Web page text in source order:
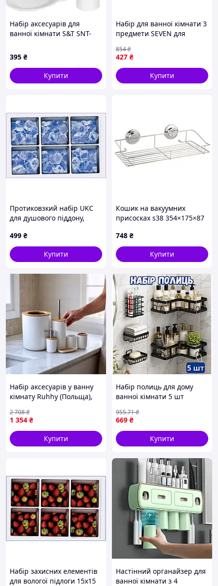
Набір аксесуарів для
ванної кімнати S&T SNT-
предмети (Дозатор,
склянка, мильниця)
395 ₴
Купити
Набір для ванної кімнати 3
предмети SEVEN для
стилю у ванній
427 ₴
854₴
Купити
Протиковзкий набір UKC
для душового піддону,
499 ₴
Купити
Кошик на вакуумних
присосках s38 354×175×87
748 ₴
Купити
Набір аксесуарів у ванну
кімнату Ruhhy (Польща),
ванну кімнату, Комплект
аксесуарів для ванної, QLL
1 354 ₴
2 708₴
Купити
Набір полиць для дому
ванної кімнати 5 шт
душової комплект чорний
у ванну та душ
669 ₴
955.71₴
Купити
Набір захисних елементів
для вологої підлоги 15х15
Настінний органайзер для
ванної кімнати з 4